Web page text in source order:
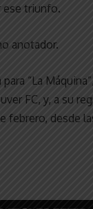
ese triunfo.
anotador.
“La
FC, y, a su
desde